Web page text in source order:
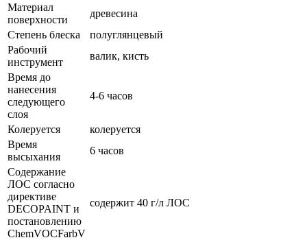
Материал
поверхности
древесина
Степень блеска
полуглянцевый
Рабочий
инструмент
валик, кисть
Время до
нанесения
следующего
слоя
4-6 часов
Колеруется
колеруется
Время
высыхания
6 часов
Содержание
ЛОС согласно
директиве
DECOPAINT и
постановлению
ChemVOCFarbV
содержит 40 г/л ЛОС